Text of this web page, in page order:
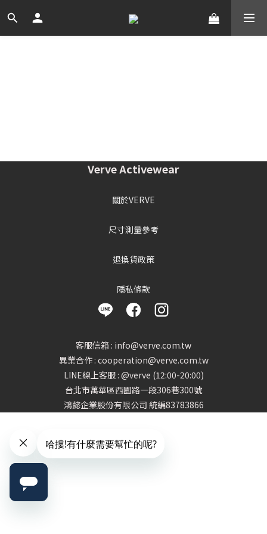
Verve Activewear
關於VERVE
尺寸測量參考
退換貨政策
隱私條款
客服信箱 : info@verve.com.tw
異業合作 : cooperation@verve.com.tw
LINE線上客服 : @verve (12:00-20:00)
台北市萬華區西園路一段306巷300號
鴻懿企業股份有限公司 統編83783866